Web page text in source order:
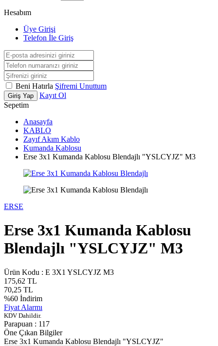
Hesabım
Üye Girişi
Telefon İle Giriş
Beni Hatırla Şifremi Unuttum
Giriş Yap
Kayıt Ol
Sepetim
Anasayfa
KABLO
Zayıf Akım Kablo
Kumanda Kablosu
Erse 3x1 Kumanda Kablosu Blendajlı "YSLCYJZ" M3
ERSE
Erse 3x1 Kumanda Kablosu
Blendajlı "YSLCYJZ" M3
Ürün Kodu : E 3X1 YSLCYJZ M3
175,62 TL
70,25 TL
%60 İndirim
Fiyat Alarmı
KDV Dahildir.
Parapuan : 117
Öne Çıkan Bilgiler
Erse 3x1 Kumanda Kablosu Blendajlı "YSLCYJZ"